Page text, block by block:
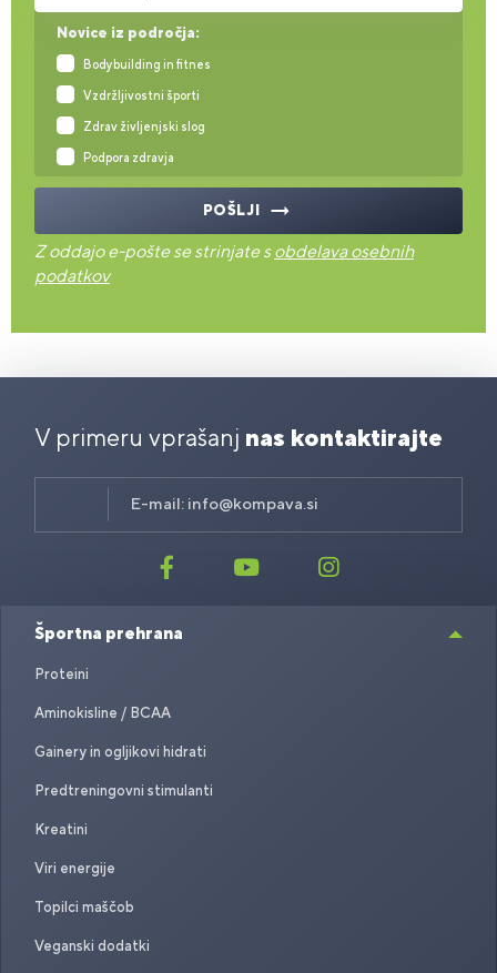
Novice iz področja:
Bodybuilding in fitnes
Vzdržljivostni športi
Zdrav življenjski slog
Podpora zdravja
POŠLJI
Z oddajo e-pošte se strinjate sobdelava osebnih
podatkov
V primeru vprašanj nas kontaktirajte
E-mail: info@kompava.si
Športna prehrana
Proteini
Aminokisline / BCAA
Gainery in ogljikovi hidrati
Predtreningovni stimulanti
Kreatini
Viri energije
Topilci maščob
Veganski dodatki